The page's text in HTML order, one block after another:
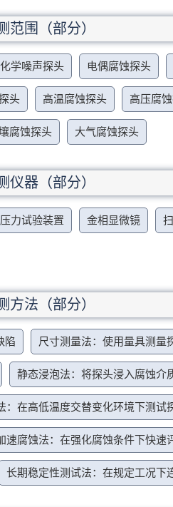
范围（部分）
学噪声探头 电偶腐蚀探头
头 高温腐蚀探头 高压腐
腐蚀探头 大气腐蚀探头
仪器（部分）
压力试验装置 金相显微镜
方法（部分）
陷 尺寸测量法：使用量具测量
静态浸泡法：将探头浸入腐蚀介
：在高低温度交替变化环境下测试
速腐蚀法：在强化腐蚀条件下快速
长期稳定性测试法：在规定工况下